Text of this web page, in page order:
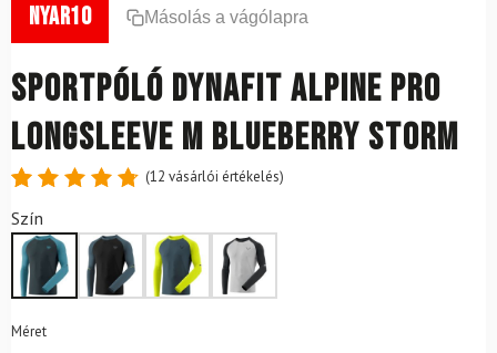
nyar10 Másolás a vágólapra
Sportpóló DYNAFIT Alpine Pro
Longsleeve M Blueberry Storm
4.83
5-ből,
értékelés
alapján
(12 vásárlói értékelés)
Szín
Méret